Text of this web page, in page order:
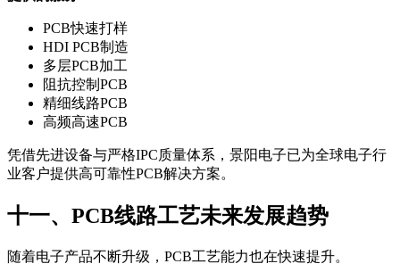
PCB快速打样
HDI PCB制造
多层PCB加工
阻抗控制PCB
精细线路PCB
高频高速PCB
凭借先进设备与严格IPC质量体系，景阳电子已为全球电子行
业客户提供高可靠性PCB解决方案。
十一、PCB线路工艺未来发展趋势
随着电子产品不断升级，PCB工艺能力也在快速提升。